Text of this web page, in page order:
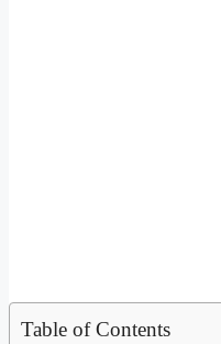
Table of Contents